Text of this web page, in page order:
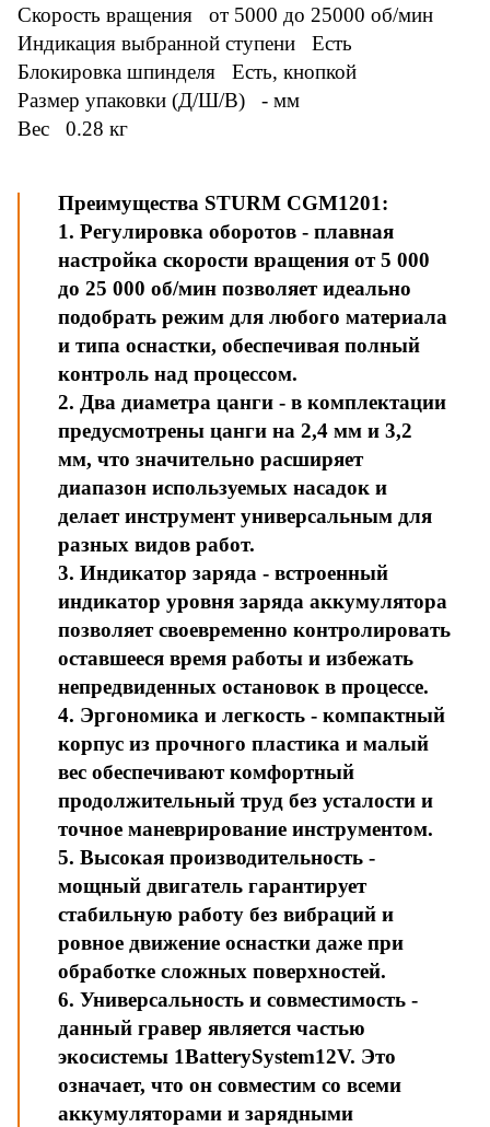
Скорость вращения от 5000 до 25000 об/мин
Индикация выбранной ступени Есть
Блокировка шпинделя Есть, кнопкой
Размер упаковки (Д/Ш/В) - мм
Вес 0.28 кг
Преимущества STURM CGM1201:
1. Регулировка оборотов - плавная
настройка скорости вращения от 5 000
до 25 000 об/мин позволяет идеально
подобрать режим для любого материала
и типа оснастки, обеспечивая полный
контроль над процессом.
2. Два диаметра цанги - в комплектации
предусмотрены цанги на 2,4 мм и 3,2
мм, что значительно расширяет
диапазон используемых насадок и
делает инструмент универсальным для
разных видов работ.
3. Индикатор заряда - встроенный
индикатор уровня заряда аккумулятора
позволяет своевременно контролировать
оставшееся время работы и избежать
непредвиденных остановок в процессе.
4. Эргономика и легкость - компактный
корпус из прочного пластика и малый
вес обеспечивают комфортный
продолжительный труд без усталости и
точное маневрирование инструментом.
5. Высокая производительность -
мощный двигатель гарантирует
стабильную работу без вибраций и
ровное движение оснастки даже при
обработке сложных поверхностей.
6. Универсальность и совместимость -
данный гравер является частью
экосистемы 1BatterySystem12V. Это
означает, что он совместим со всеми
аккумуляторами и зарядными